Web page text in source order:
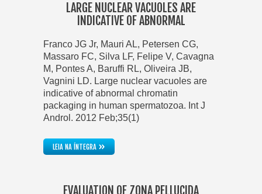
LARGE NUCLEAR VACUOLES ARE
INDICATIVE OF ABNORMAL
Franco JG Jr, Mauri AL, Petersen CG,
Massaro FC, Silva LF, Felipe V, Cavagna
M, Pontes A, Baruffi RL, Oliveira JB,
Vagnini LD. Large nuclear vacuoles are
indicative of abnormal chromatin
packaging in human spermatozoa. Int J
Androl. 2012 Feb;35(1)
LEIA NA ÍNTEGRA»
EVALUATION OF ZONA PELLUCIDA